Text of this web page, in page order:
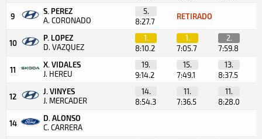
9
S. PEREZ
A. CORONADO
5.
8:27.7
RETIRADO
10
P. LOPEZ
D. VAZQUEZ
1.
8:10.2
1.
7:05.7
2.
7:59.8
11
X. VIDALES
J. HEREU
19.
9:14.2
15.
7:49.1
13.
8:37.5
12
J. VINYES
J. MERCADER
14.
8:54.3
11.
7:36.5
11.
8:28.0
14
D. ALONSO
C. CARRERA